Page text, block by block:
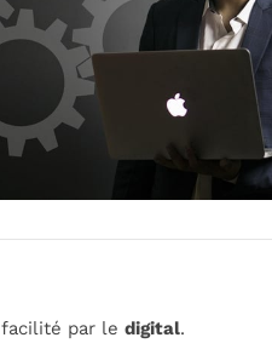
facilité par le digital.